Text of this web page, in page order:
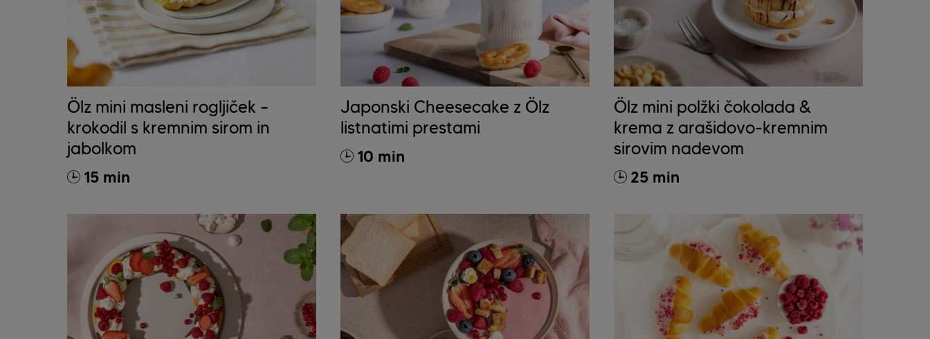
Ölz mini masleni rogljiček –
krokodil s kremnim sirom in
jabolkom
15 min
Japonski Cheesecake z Ölz
listnatimi prestami
10 min
Ölz mini polžki čokolada &
krema z arašidovo-kremnim
sirovim nadevom
25 min